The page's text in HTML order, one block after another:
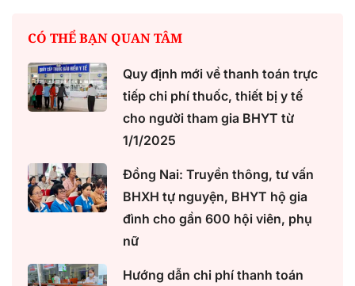
CÓ THỂ BẠN QUAN TÂM
Quy định mới về thanh toán trực
tiếp chi phí thuốc, thiết bị y tế
cho người tham gia BHYT từ
1/1/2025
Đồng Nai: Truyền thông, tư vấn
BHXH tự nguyện, BHYT hộ gia
đình cho gần 600 hội viên, phụ
nữ
Hướng dẫn chi phí thanh toán